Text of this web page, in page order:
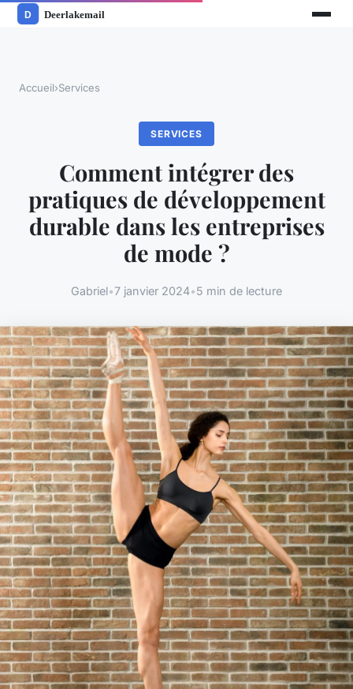
Accueil›Services
SERVICES
Comment intégrer des
pratiques de développement
durable dans les entreprises
de mode ?
Gabriel•7 janvier 2024•5 min de lecture